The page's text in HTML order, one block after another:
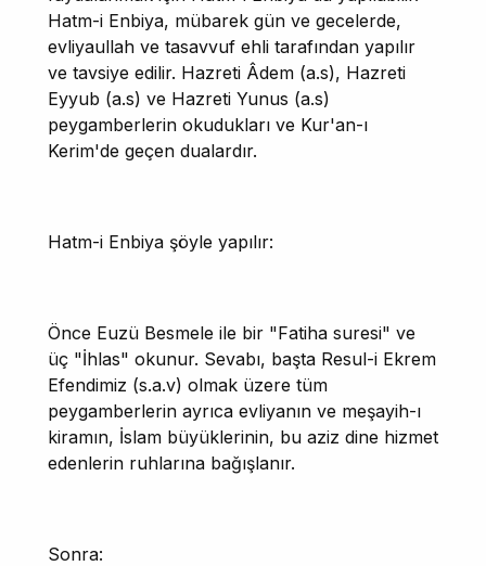
Hatm-i Enbiya, mübarek gün ve gecelerde,
evliyaullah ve tasavvuf ehli tarafından yapılır
ve tavsiye edilir. Hazreti Âdem (a.s), Hazreti
Eyyub (a.s) ve Hazreti Yunus (a.s)
peygamberlerin okudukları ve Kur'an-ı
Kerim'de geçen dualardır.
Hatm-i Enbiya şöyle yapılır:
Önce Euzü Besmele ile bir "Fatiha suresi" ve
üç "İhlas" okunur. Sevabı, başta Resul-i Ekrem
Efendimiz (s.a.v) olmak üzere tüm
peygamberlerin ayrıca evliyanın ve meşayih-ı
kiramın, İslam büyüklerinin, bu aziz dine hizmet
edenlerin ruhlarına bağışlanır.
Sonra: